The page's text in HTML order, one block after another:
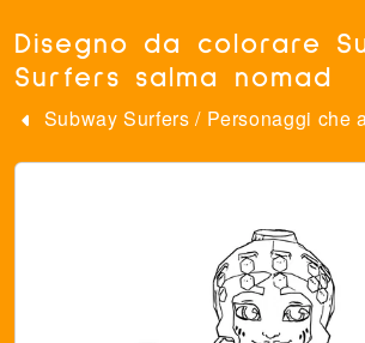
Disegno da colorare
Surfers salma nomad
Subway Surfers / Personaggi che